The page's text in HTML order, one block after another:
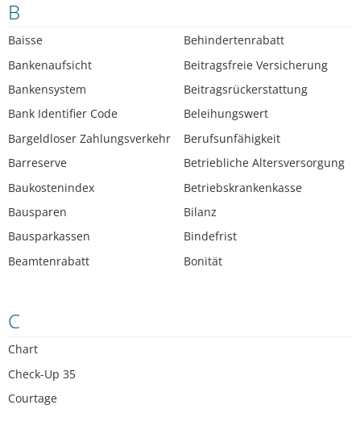
B
Baisse
Bankenaufsicht
Bankensystem
Bank Identifier Code
Bargeldloser Zahlungsverkehr
Barreserve
Baukostenindex
Bausparen
Bausparkassen
Beamtenrabatt
Behindertenrabatt
Beitragsfreie Versicherung
Beitragsrückerstattung
Beleihungswert
Berufsunfähigkeit
Betriebliche Altersversorgung
Betriebskrankenkasse
Bilanz
Bindefrist
Bonität
C
Chart
Check-Up 35
Courtage